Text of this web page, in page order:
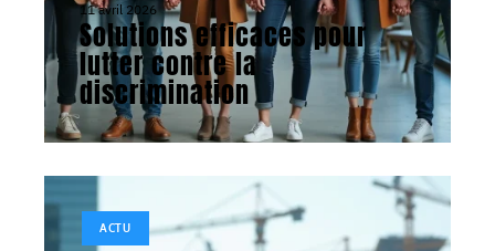
11 avril 2026
Solutions efficaces pour
lutter contre la
discrimination
ACTU